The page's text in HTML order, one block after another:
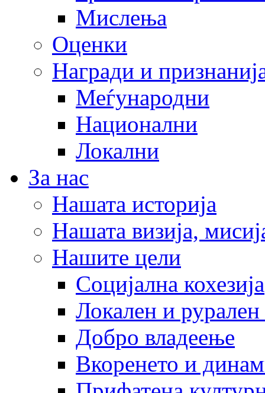
Мислења
Оценки
Награди и
Меѓународни
Национални
Локални
За нас
Нашата историја
Нашата визија,
Нашите цели
Социјална кохезија
Локален и рурален
Добро владеење
Вкоренето и